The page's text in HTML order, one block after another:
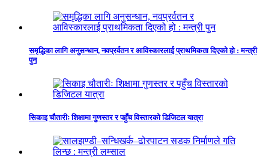
समृद्धिका लागि अनुसन्धान, नवप्रर्वतन र आविस्कारलाई प्राथमिकता दिएको हो : मन्त्री
पुन
सिकाइ चौतारीः शिक्षामा गुणस्तर र पहुँच विस्तारको डिजिटल यात्रा